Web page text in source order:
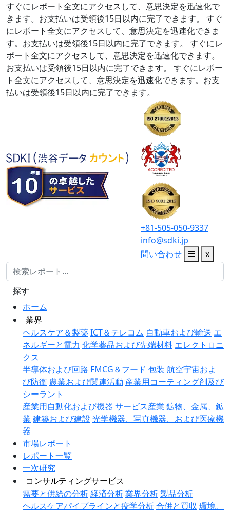
すぐにレポート全文にアクセスして、意思決定を迅速化で
きます。お支払いは受領後15日以内に完了できます。
すぐ
にレポート全文にアクセスして、意思決定を迅速化できま
す。お支払いは受領後15日以内に完了できます。
すぐにレ
ポート全文にアクセスして、意思決定を迅速化できます。
お支払いは受領後15日以内に完了できます。
すぐにレポー
ト全文にアクセスして、意思決定を迅速化できます。お支
払いは受領後15日以内に完了できます。
+81-505-050-9337
info@sdki.jp
問い合わせ
x
ホーム
業界
ヘルスケア＆製薬ICT＆テレコム 自動車および輸送 エ
ネルギーと電力 化学薬品および先端材料 エレクトロニ
クス
半導体および回路 FMCG＆フード 包装 航空宇宙およ
び防衛 農業および関連活動 産業用コーティング剤及び
シーラント
産業用自動化および機器 サービス産業 鉱物、金属、鉱
業 建築および建設 光学機器、写真機器、および医療機
器
市場レポート
レポート一覧
一次研究
コンサルティングサービス
需要と供給の分析経済分析業界分析製品分析
ヘルスケアパイプラインと疫学分析合併と買収 環境、
探す